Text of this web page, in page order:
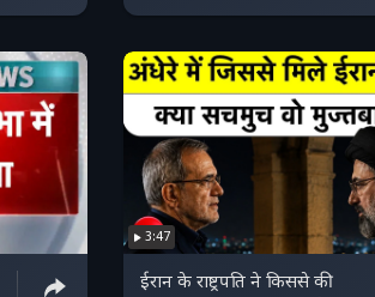
3:47
ईरान के राष्ट्रपति ने किससे की